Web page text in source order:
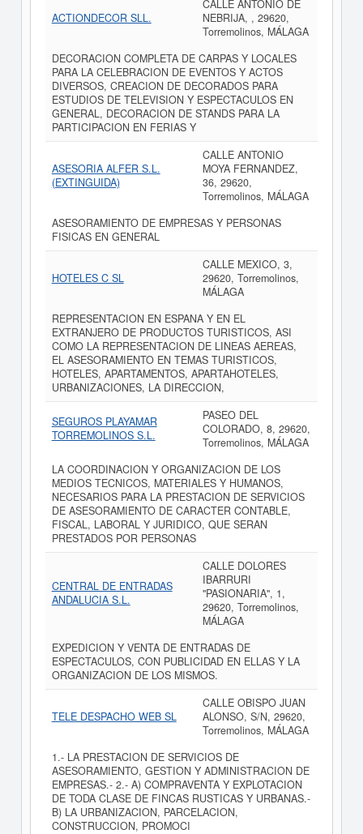
ACTIONDECOR SLL.
CALLE ANTONIO DE
NEBRIJA, , 29620,
Torremolinos, MÁLAGA
DECORACION COMPLETA DE CARPAS Y LOCALES
PARA LA CELEBRACION DE EVENTOS Y ACTOS
DIVERSOS, CREACION DE DECORADOS PARA
ESTUDIOS DE TELEVISION Y ESPECTACULOS EN
GENERAL, DECORACION DE STANDS PARA LA
PARTICIPACION EN FERIAS Y
ASESORIA ALFER S.L.
(EXTINGUIDA)
CALLE ANTONIO
MOYA FERNANDEZ,
36, 29620,
Torremolinos, MÁLAGA
ASESORAMIENTO DE EMPRESAS Y PERSONAS
FISICAS EN GENERAL
HOTELES C SL
CALLE MEXICO, 3,
29620, Torremolinos,
MÁLAGA
REPRESENTACION EN ESPANA Y EN EL
EXTRANJERO DE PRODUCTOS TURISTICOS, ASI
COMO LA REPRESENTACION DE LINEAS AEREAS,
EL ASESORAMIENTO EN TEMAS TURISTICOS,
HOTELES, APARTAMENTOS, APARTAHOTELES,
URBANIZACIONES, LA DIRECCION,
SEGUROS PLAYAMAR
TORREMOLINOS S.L.
PASEO DEL
COLORADO, 8, 29620,
Torremolinos, MÁLAGA
LA COORDINACION Y ORGANIZACION DE LOS
MEDIOS TECNICOS, MATERIALES Y HUMANOS,
NECESARIOS PARA LA PRESTACION DE SERVICIOS
DE ASESORAMIENTO DE CARACTER CONTABLE,
FISCAL, LABORAL Y JURIDICO, QUE SERAN
PRESTADOS POR PERSONAS
CENTRAL DE ENTRADAS
ANDALUCIA S.L.
CALLE DOLORES
IBARRURI
"PASIONARIA", 1,
29620, Torremolinos,
MÁLAGA
EXPEDICION Y VENTA DE ENTRADAS DE
ESPECTACULOS, CON PUBLICIDAD EN ELLAS Y LA
ORGANIZACION DE LOS MISMOS.
TELE DESPACHO WEB SL
CALLE OBISPO JUAN
ALONSO, S/N, 29620,
Torremolinos, MÁLAGA
1.- LA PRESTACION DE SERVICIOS DE
ASESORAMIENTO, GESTION Y ADMINISTRACION DE
EMPRESAS.- 2.- A) COMPRAVENTA Y EXPLOTACION
DE TODA CLASE DE FINCAS RUSTICAS Y URBANAS.-
B) LA URBANIZACION, PARCELACION,
CONSTRUCCION, PROMOCI